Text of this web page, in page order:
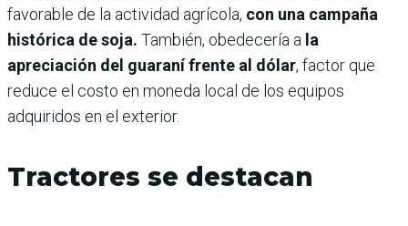
favorable de la actividad agrícola, con una campaña
histórica de soja. También, obedecería a la
apreciación del guaraní frente al dólar, factor que
reduce el costo en moneda local de los equipos
adquiridos en el exterior.
Tractores se destacan